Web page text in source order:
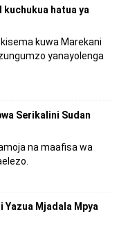
kuchukua hatua ya
kuwa Marekani
yanayolenga
Serikalini Sudan
na maafisa wa
Yazua Mjadala Mpya